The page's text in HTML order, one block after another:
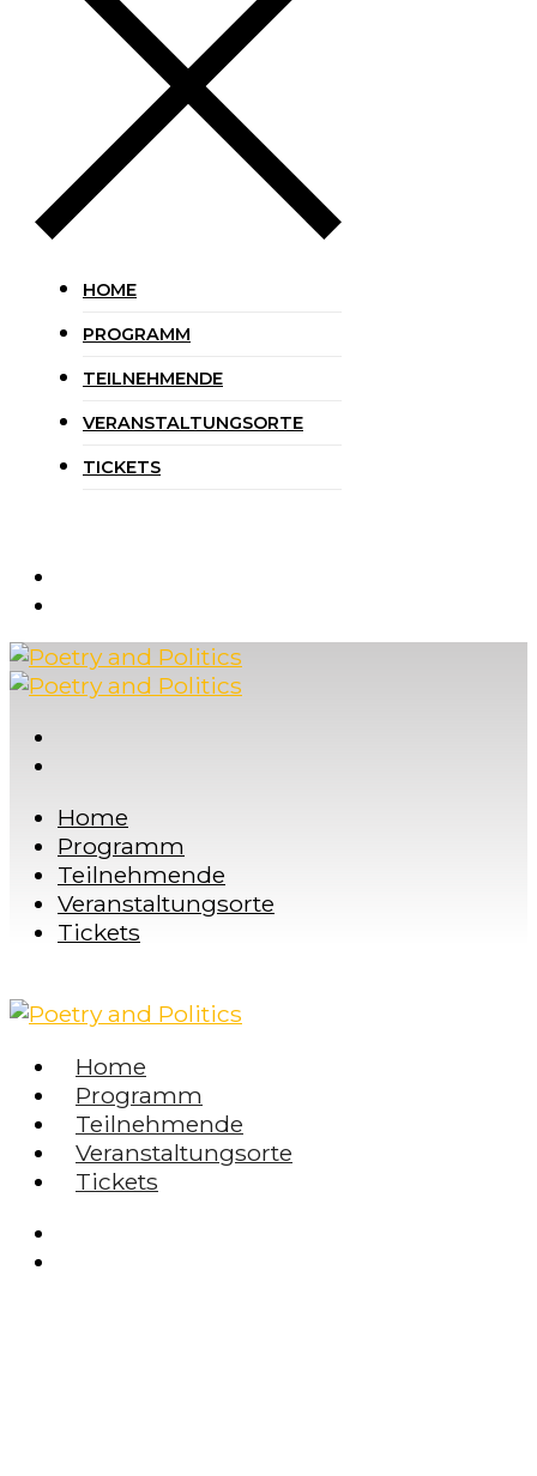
HOME
PROGRAMM
TEILNEHMENDE
VERANSTALTUNGSORTE
TICKETS
Home
Programm
Teilnehmende
Veranstaltungsorte
Tickets
Home
Programm
Teilnehmende
Veranstaltungsorte
Tickets